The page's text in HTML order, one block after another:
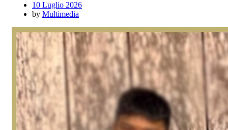
10 Luglio 2026
by Multimedia